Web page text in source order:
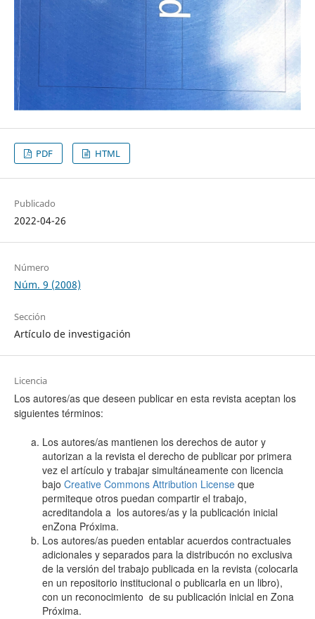
PDF HTML
Publicado
2022-04-26
Número
Núm. 9 (2008)
Sección
Artículo de investigación
Licencia
Los autores/as que deseen publicar en esta revista aceptan los
siguientes términos:
Los autores/as mantienen los derechos de autor y
autorizan a la revista el derecho de publicar por primera
vez el artículo y trabajar simultáneamente con licencia
bajo Creative Commons Attribution Licenseque
permiteque otros puedan compartir el trabajo,
acreditandola a los autores/as y la publicación inicial
enZona Próxima.
Los autores/as pueden entablar acuerdos contractuales
adicionales y separados para la distribucón no exclusiva
de la versión del trabajo publicada en la revista (colocarla
en un repositorio institucional o publicarla en un libro),
con un reconocimiento de su publicación inicial en Zona
Próxima.